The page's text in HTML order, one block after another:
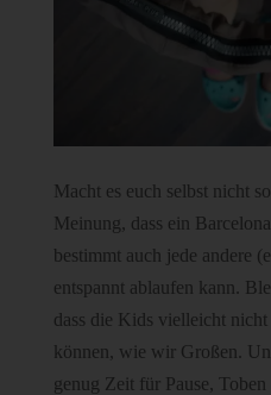
Macht es euch selbst nicht
Meinung, dass ein
bestimmt auch jede andere
entspannt ablaufen kann.
dass die Kids vielleicht
können, wie wir Großen.
genug Zeit für Pause,